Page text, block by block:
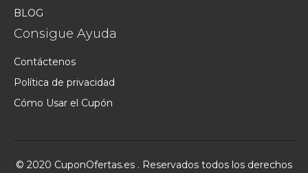
BLOG
Consigue Ayuda
Contáctenos
Política de privacidad
Cómo Usar el Cupón
© 2020 CuponOfertas.es . Reservados todos los derechos